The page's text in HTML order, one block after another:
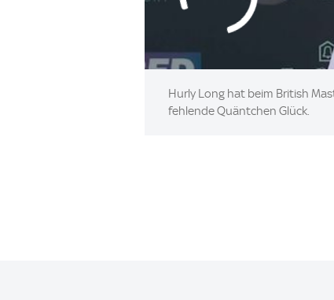
Hurly Long hat beim British
fehlende Quäntchen Glück.